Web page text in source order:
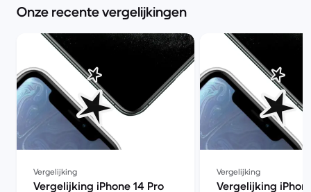
Onze recente vergelijkingen
Vergelijking
Vergelijking iPhone 14 Pro
Vergelijking
Vergelijking